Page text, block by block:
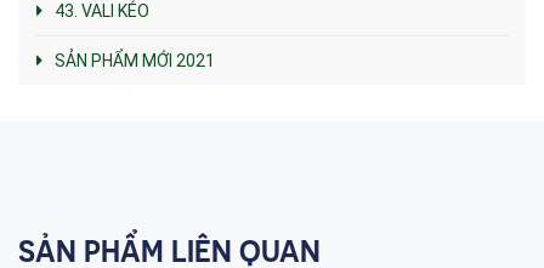
43. VALI KÉO
SẢN PHẨM MỚI 2021
SẢN PHẨM LIÊN QUAN